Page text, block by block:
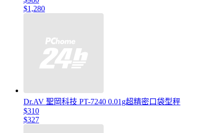
$1,280
Dr.AV 聖岡科技 PT-7240 0.01g超精密口袋型秤
$310
$327